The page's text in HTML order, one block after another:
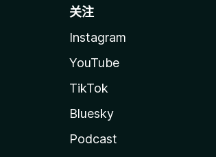
关注
Instagram
YouTube
TikTok
Bluesky
Podcast